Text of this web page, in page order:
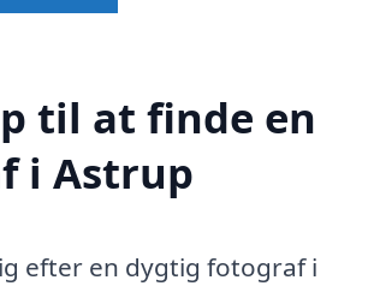
til at finde en
i Astrup
efter en dygtig fotograf i